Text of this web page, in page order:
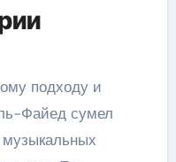
подходу и
Файед сумел